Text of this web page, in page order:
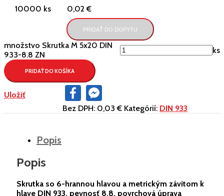
10000 ks
0,02 €
PRIDAŤ DO DOPYTU
množstvo Skrutka M 5x20 DIN
933-8.8 ZN
ks
PRIDAŤ DO KOŠÍKA
Uložiť
Facebook
Bez DPH: 0,03 € Kategórií: DIN 933
Popis
Popis
Skrutka so 6-hrannou hlavou a metrickým závitom k
hlave DIN 933, pevnosť 8.8, povrchová úprava